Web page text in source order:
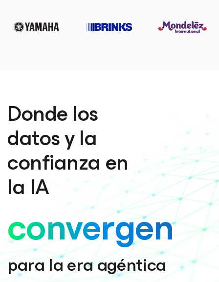
Donde los
datos y la
confianza en
la IA
convergen
para la era agéntica